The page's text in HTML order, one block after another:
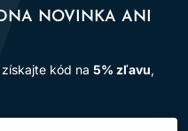
NOVINKA ANI
kód na 5% zľavu,